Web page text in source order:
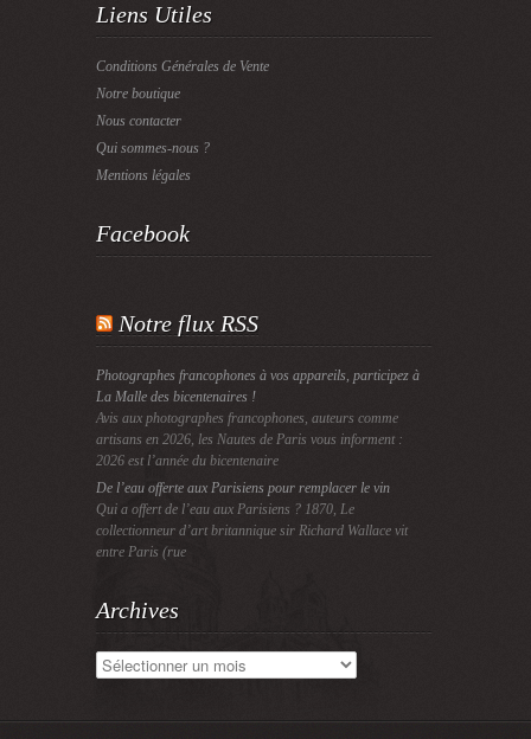
Liens Utiles
Conditions Générales de Vente
Notre boutique
Nous contacter
Qui sommes-nous ?
Mentions légales
Facebook
Notre flux RSS
Photographes francophones à vos appareils, participez à
La Malle des bicentenaires !
Avis aux photographes francophones, auteurs comme
artisans en 2026, les Nautes de Paris vous informent :
2026 est l’année du bicentenaire
De l’eau offerte aux Parisiens pour remplacer le vin
Qui a offert de l’eau aux Parisiens ? 1870, Le
collectionneur d’art britannique sir Richard Wallace vit
entre Paris (rue
Archives
Archives